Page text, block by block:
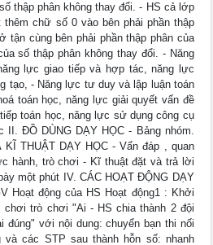
thập phân không thay đổi. - HS cả lớp
chữ số 0 vào bên phải phần thập
tận cùng bên phải phần thập phân của
số thập phân không thay đổi. - Năng
lực giao tiếp và hợp tác, năng lực
tạo, - Năng lực tư duy và lập luận toán
toán học, năng lực giải quyết vấn đề
toán học, năng lực sử dụng công cụ
II. ĐỒ DÙNG DẠY HỌC - Bảng nhóm.
KĨ THUẬT DẠY HỌC - Vấn đáp , quan
hành, trò chơi - Kĩ thuật đặt và trả lời
một phút IV. CÁC HOẠT ĐỘNG DẠY
Hoạt động của HS Hoạt động1 : Khởi
chơi trò chơi "Ai - HS chia thành 2 đội
đúng" với nội dung: chuyển bạn thi nối
và các STP sau thành hỗn số: nhanh